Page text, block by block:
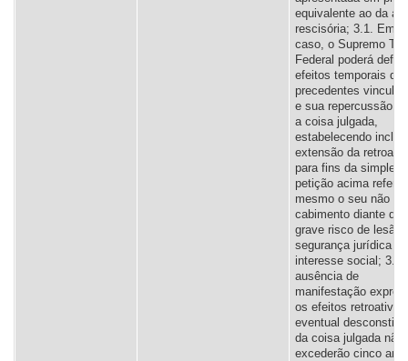
equivalente ao da
rescisória; 3.1. Em
caso, o Supremo
Federal poderá
efeitos temporais de
precedentes
e sua repercussão
a coisa julgada,
estabelecendo
extensão da
para fins da simples
petição acima
mesmo o seu não
cabimento diante do
grave risco de lesão
segurança jurídica
interesse social; 3.2.
ausência de
manifestação
os efeitos retroativos
eventual
da coisa julgada não
excederão cinco